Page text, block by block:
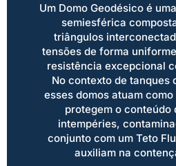
Um Domo Geodésico é
semiesférica
triângulos
tensões de forma
resistência excepcional
No contexto de tanques
esses domos atuam
protegem o conteúdo
intempéries,
conjunto com um Teto
auxiliam na